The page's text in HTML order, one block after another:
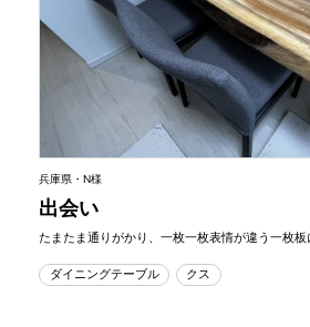
兵庫県・N様
出会い
たまたま通りがかり、一枚一枚表情が違う一枚
ダイニングテーブル クス